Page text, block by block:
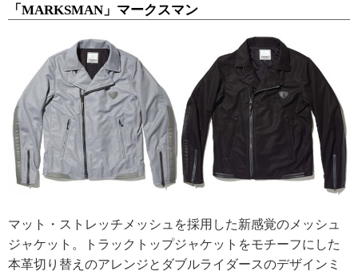
「MARKSMAN」マークスマン
マット・ストレッチメッシュを採用した新感覚のメッシュ
ジャケット。トラックトップジャケットをモチーフにした
本革切り替えのアレンジとダブルライダースのデザインミ